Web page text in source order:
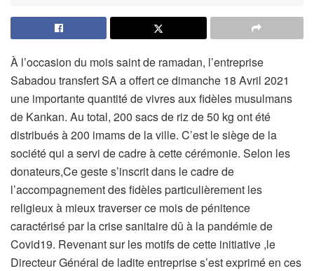
À l’occasion du mois saint de ramadan, l’entreprise
Sabadou transfert SA a offert ce dimanche 18 Avril 2021
une importante quantité de vivres aux fidèles musulmans
de Kankan. Au total, 200 sacs de riz de 50 kg ont été
distribués à 200 imams de la ville. C’est le siège de la
société qui a servi de cadre à cette cérémonie. Selon les
donateurs,Ce geste s’inscrit dans le cadre de
l’accompagnement des fidèles particulièrement les
religieux à mieux traverser ce mois de pénitence
caractérisé par la crise sanitaire dû à la pandémie de
Covid19. Revenant sur les motifs de cette initiative ,le
Directeur Général de ladite entreprise s’est exprimé en ces